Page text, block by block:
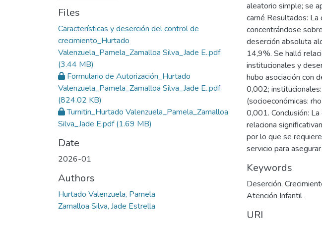
Files
Características y deserción del control de
crecimiento_Hurtado
Valenzuela_Pamela_Zamalloa Silva_Jade E..pdf
(3.44 MB)
Formulario de Autorización_Hurtado
Valenzuela_Pamela_Zamalloa Silva_Jade E..pdf
(824.02 KB)
Turnitin_Hurtado Valenzuela_Pamela_Zamalloa
Silva_Jade E.pdf(1.69 MB)
Date
2026-01
Authors
Hurtado Valenzuela, Pamela
Zamalloa Silva, Jade Estrella
aleatorio simple; se
carné Resultados:
concentrándose
deserción absoluta
14,9%. Se halló
institucionales y
hubo asociación con
0,002;
(socioeconómicas:
0,001. Conclusión:
relaciona
por lo que se
servicio para
Keywords
Deserción,
Atención Infantil
URI